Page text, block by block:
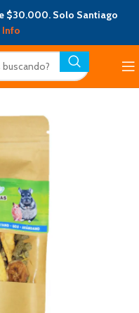
$30.000. Solo Santiago
Info